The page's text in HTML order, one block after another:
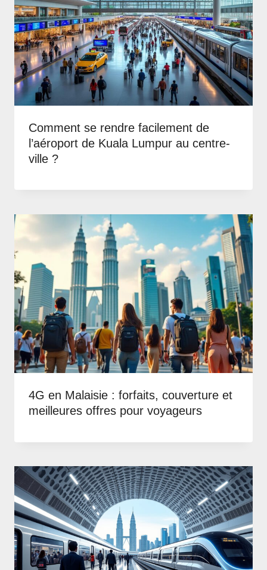
Comment se rendre facilement de
l’aéroport de Kuala Lumpur au centre-
ville ?
4G en Malaisie : forfaits, couverture et
meilleures offres pour voyageurs